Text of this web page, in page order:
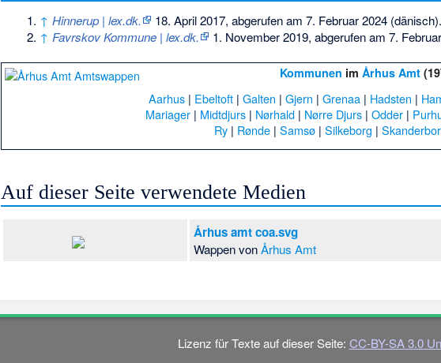
↑ Hinnerup | lex.dk. 18. April 2017, abgerufen am 7. Februar 2024 (dänisch).
↑ Favrskov Kommune | lex.dk. 1. November 2019, abgerufen am 7.
Kommunen imÅrhus Amt
Aarhus| Ebeltoft| Galten | Gjern | Grenaa| Hadsten |
Mariager | Midtdjurs | Nørhald | Nørre Djurs |Odder |
Ry| Rønde| Samsø| Silkeborg |
Auf dieser Seite verwendete Medien
Århus amt coa.svg
Wappen vonÅrhus Amt
Lizenz für Texte auf dieser Seite: CC-BY-SA 3.0